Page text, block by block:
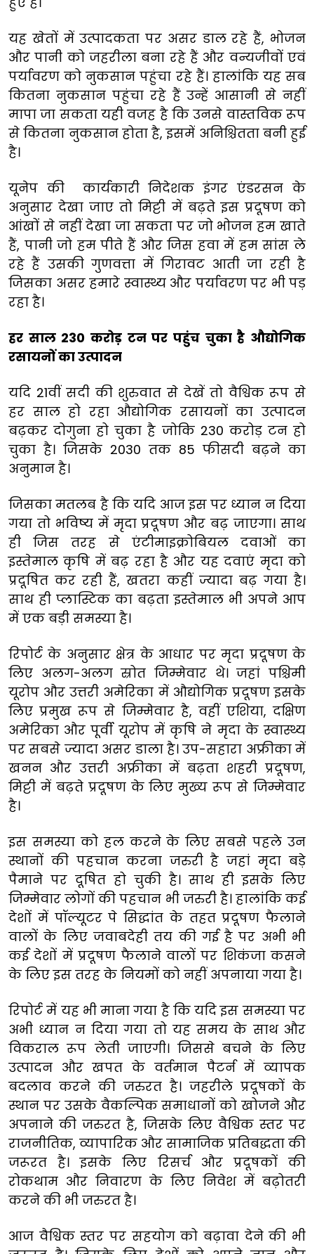
यह खेतों में उत्पादकता पर असर डाल रहे हैं, भोजन
और पानी को जहरीला बना रहे हैं और वन्यजीवों एवं
पर्यावरण को नुकसान पहुंचा रहे हैं। हालांकि यह सब
कितना नुकसान पहुंचा रहे हैं उन्हें आसानी से नहीं
मापा जा सकता यही वजह है कि उनसे वास्तविक रूप
से कितना नुकसान होता है, इसमें अनिश्चितता बनी हुई
है।
यूनेप की कार्यकारी निदेशक इंगर एंडरसन के
अनुसार देखा जाए तो मिट्टी में बढ़ते इस प्रदूषण को
आंखों से नहीं देखा जा सकता पर जो भोजन हम खाते
हैं, पानी जो हम पीते हैं और जिस हवा में हम सांस ले
रहे हैं उसकी गुणवत्ता में गिरावट आती जा रही है
जिसका असर हमारे स्वास्थ्य और पर्यावरण पर भी पड़
रहा है।
हर साल 230 करोड़ टन पर पहुंच चुका है औद्योगिक
रसायनों का उत्पादन
यदि 21वीं सदी की शुरुवात से देखें तो वैश्विक रूप से
हर साल हो रहा औद्योगिक रसायनों का उत्पादन
बढ़कर दोगुना हो चुका है जोकि 230 करोड़ टन हो
चुका है। जिसके 2030 तक 85 फीसदी बढ़ने का
अनुमान है।
जिसका मतलब है कि यदि आज इस पर ध्यान न दिया
गया तो भविष्य में मृदा प्रदूषण और बढ़ जाएगा। साथ
ही जिस तरह से एंटीमाइक्रोबियल दवाओं का
इस्तेमाल कृषि में बढ़ रहा है और यह दवाएं मृदा को
प्रदूषित कर रही हैं, खतरा कहीं ज्यादा बढ़ गया है।
साथ ही प्लास्टिक का बढ़ता इस्तेमाल भी अपने आप
में एक बड़ी समस्या है।
रिपोर्ट के अनुसार क्षेत्र के आधार पर मृदा प्रदूषण के
लिए अलग-अलग स्रोत जिम्मेवार थे। जहां पश्चिमी
यूरोप और उत्तरी अमेरिका में औद्योगिक प्रदूषण इसके
लिए प्रमुख रूप से जिम्मेवार है, वहीं एशिया, दक्षिण
अमेरिका और पूर्वी यूरोप में कृषि ने मृदा के स्वास्थ्य
पर सबसे ज्यादा असर डाला है। उप-सहारा अफ्रीका में
खनन और उत्तरी अफ्रीका में बढ़ता शहरी प्रदूषण,
मिट्टी में बढ़ते प्रदूषण के लिए मुख्य रूप से जिम्मेवार
है।
इस समस्या को हल करने के लिए सबसे पहले उन
स्थानों की पहचान करना जरुरी है जहां मृदा बड़े
पैमाने पर दूषित हो चुकी है। साथ ही इसके लिए
जिम्मेवार लोगों की पहचान भी जरुरी है। हालांकि कई
देशों में पॉल्यूटर पे सिद्धांत के तहत प्रदूषण फैलाने
वालों के लिए जवाबदेही तय की गई है पर अभी भी
कई देशों में प्रदूषण फैलाने वालों पर शिकंजा कसने
के लिए इस तरह के नियमों को नहीं अपनाया गया है।
रिपोर्ट में यह भी माना गया है कि यदि इस समस्या पर
अभी ध्यान न दिया गया तो यह समय के साथ और
विकराल रूप लेती जाएगी। जिससे बचने के लिए
उत्पादन और खपत के वर्तमान पैटर्न में व्यापक
बदलाव करने की जरुरत है। जहरीले प्रदूषकों के
स्थान पर उसके वैकल्पिक समाधानों को खोजने और
अपनाने की जरुरत है, जिसके लिए वैश्विक स्तर पर
राजनीतिक, व्यापारिक और सामाजिक प्रतिबद्धता की
जरूरत है। इसके लिए रिसर्च और प्रदूषकों की
रोकथाम और निवारण के लिए निवेश में बढ़ोतरी
करने की भी जरुरत है।
आज वैश्विक स्तर पर सहयोग को बढ़ावा देने की भी